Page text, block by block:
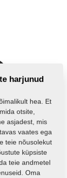
harjunud
hea. Et
otsite,
asjadest, mis
vaates ega
teie nõusolekut
küpsiste
teie andmetel
Oma